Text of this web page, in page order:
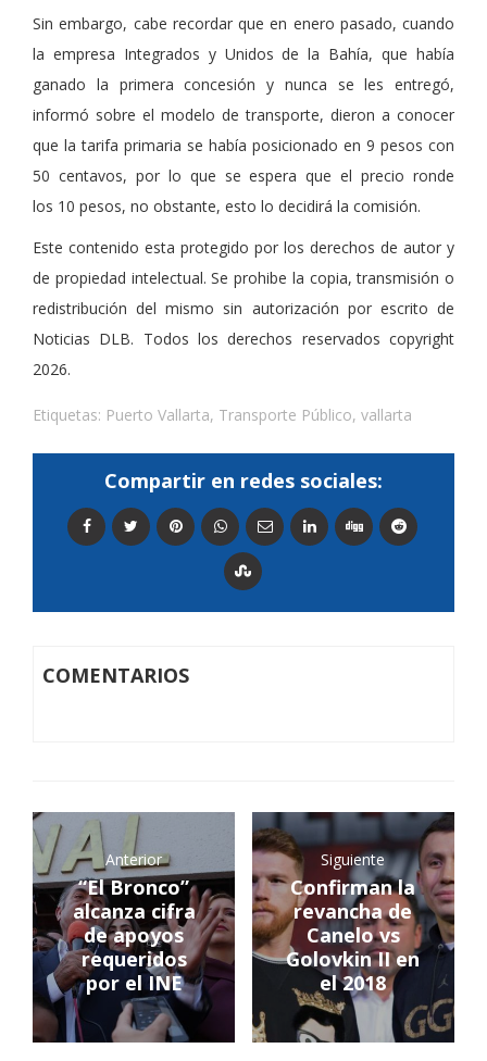
Sin embargo, cabe recordar que en enero pasado, cuando
la empresa Integrados y Unidos de la Bahía, que había
ganado la primera concesión y nunca se les entregó,
informó sobre el modelo de transporte, dieron a conocer
que la tarifa primaria se había posicionado en 9 pesos con
50 centavos, por lo que se espera que el precio ronde
los 10 pesos, no obstante, esto lo decidirá la comisión.
Este contenido esta protegido por los derechos de autor y
de propiedad intelectual. Se prohibe la copia, transmisión o
redistribución del mismo sin autorización por escrito de
Noticias DLB. Todos los derechos reservados copyright
2026.
Etiquetas: Puerto Vallarta, Transporte Público, vallarta
Compartir en redes sociales:
COMENTARIOS
Anterior
“El Bronco”
alcanza cifra
de apoyos
requeridos
por el INE
Siguiente
Confirman la
revancha de
Canelo vs
Golovkin II en
el 2018